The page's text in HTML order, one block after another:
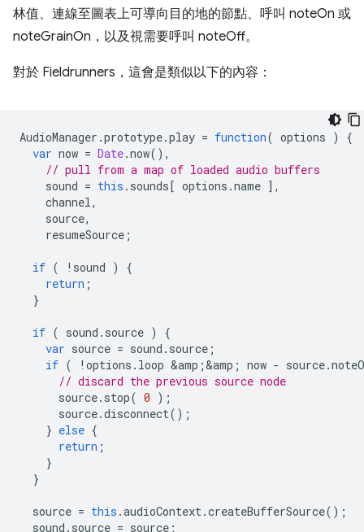
林值、連線至圖表上可導向目的地的節點、呼叫 noteOn 或
noteGrainOn，以及視需要呼叫 noteOff。
對於 Fieldrunners，這會是類似以下的內容：
AudioManager .prototype.play = function( options )
{
var now = Date.now(),
// pull from a map of loaded audio buffers
sound = this . sounds[ options .name ],
channel,
source,
resumeSource ;
if ( ! sound )
{
return ;
}
if ( sound . source )
{
var source = sound . source ;
if ( ! options . loop &amp ;&amp ; now - source.
// discard the previous source node
source. stop( 0 );
source.disconnect();
} else {
return ;
}
}
source = this .audioContext.createBufferSource();
sound . source = source ;